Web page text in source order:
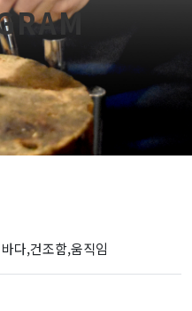
다,건조함,움직임